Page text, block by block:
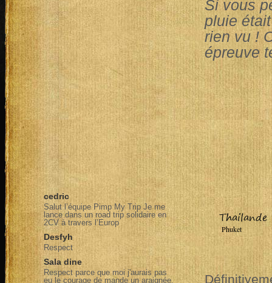
Si vous
pluie
rien vu !
épreuve
Thailande
Phuket
cedric
Salut l’équipe Pimp My Trip Je me
lance dans un road trip solidaire en
2CV à travers l’Europ
Desfyh
Respect
Sala dine
Respect parce que moi j'aurais pas
eu le courage de mande un araignée.